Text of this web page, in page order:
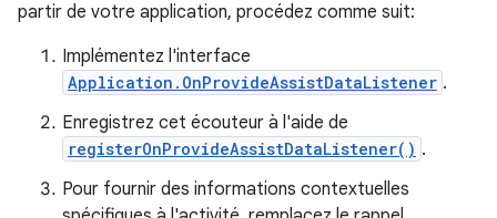
partir de votre application, procédez comme suit:
Implémentez l'interface
Application.OnProvideAssistDataListener .
Enregistrez cet écouteur à l'aide de
registerOnProvideAssistDataListener() .
Pour fournir des informations contextuelles